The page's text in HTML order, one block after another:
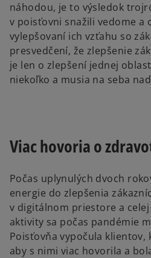
náhodou, je to výsledok
v poisťovni snažili vedome a
vylepšovaní ich vzťahu so
presvedčení, že zlepšenie
je len o zlepšení jednej
niekoľko a musia na seba
Viac hovoria o
Počas uplynulých dvoch
energie do zlepšenia
v digitálnom priestore a
aktivity sa počas pandémie
Poisťovňa vypočula
aby s nimi viac hovorila a